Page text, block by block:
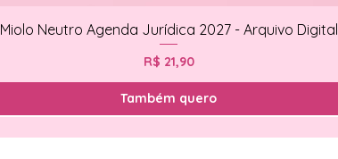
Miolo Neutro Agenda Jurídica 2027 - Arquivo Digital
Preço
R$ 21,90
Também quero